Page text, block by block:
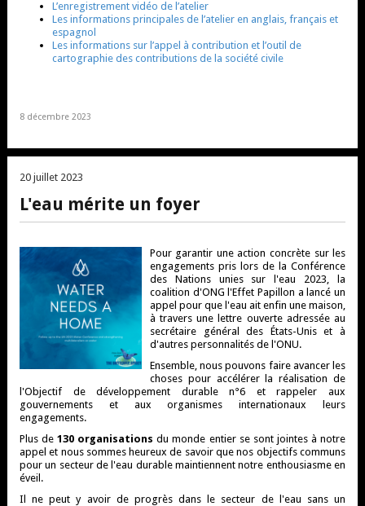
L’enregistrement vidéo de l’atelier
Les informations principales de l’atelier en anglais, français et
espagnol
Les informations sur l’appel à contribution et l’outil de
cartographie des contributions de la société civile
8 décembre 2023
20 juillet 2023
L'eau mérite un foyer
Pour garantir une action concrète sur les
engagements pris lors de la Conférence
des Nations unies sur l'eau 2023, la
coalition d'ONG l'Effet Papillon a lancé un
appel pour que l'eau ait enfin une maison,
à travers une lettre ouverte adressée au
secrétaire général des États-Unis et à
d'autres personnalités de l'ONU.
Ensemble, nous pouvons faire avancer les
choses pour accélérer la réalisation de
l'Objectif de développement durable n°6 et rappeler aux
gouvernements et aux organismes internationaux leurs
engagements.
Plus de130 organisations du monde entier se sont jointes à notre
appel et nous sommes heureux de savoir que nos objectifs communs
pour un secteur de l'eau durable maintiennent notre enthousiasme en
éveil.
Il ne peut y avoir de progrès dans le secteur de l'eau sans un